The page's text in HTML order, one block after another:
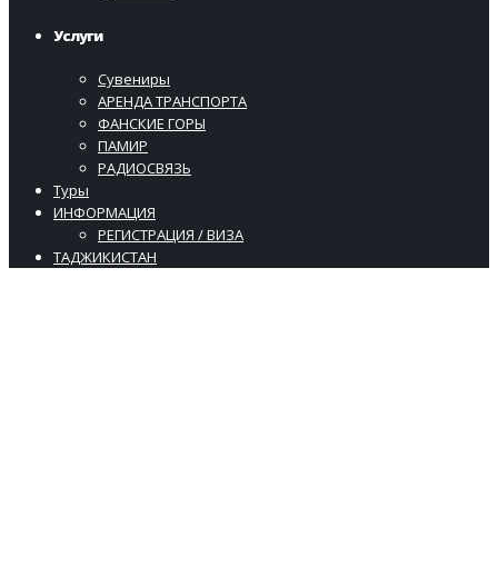
Услуги
Сувениры
АРЕНДА ТРАНСПОРТА
ФАНСКИЕ ГОРЫ
ПАМИР
РАДИОСВЯЗЬ
Туры
ИНФОРМАЦИЯ
РЕГИСТРАЦИЯ / ВИЗА
ТАДЖИКИСТАН